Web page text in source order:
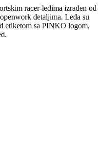
racer‑leđima izrađen od
detaljima. Leđa su
etiketom sa PINKO logom,